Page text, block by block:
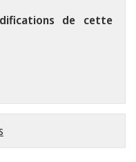
de cette